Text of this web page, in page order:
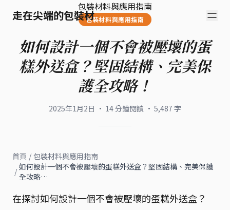
走在尖端的包裝材
包裝材料與應用指南
包裝材料與應用指南
如何設計一個不會被壓壞的蛋
糕外送盒？堅固結構、完美保
護全攻略！
2025年1月2日 · 14分鐘閱讀 · 5,487 字
首頁 / 包裝材料與應用指南
/ 如何設計一個不會被壓壞的蛋糕外送盒？堅固結構、完美保護
全攻略…
在探討如何設計一個不會被壓壞的蛋糕外送盒？